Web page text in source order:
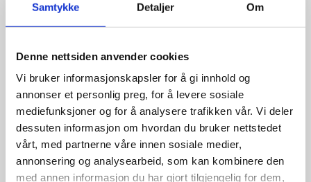
Samtykke Detaljer Om
Denne nettsiden anvender cookies
Vi bruker informasjonskapsler for å gi innhold og
annonser et personlig preg, for å levere sosiale
mediefunksjoner og for å analysere trafikken vår. Vi deler
dessuten informasjon om hvordan du bruker nettstedet
vårt, med partnerne våre innen sosiale medier,
annonsering og analysearbeid, som kan kombinere den
med annen informasjon du har gjort tilgjengelig for dem,